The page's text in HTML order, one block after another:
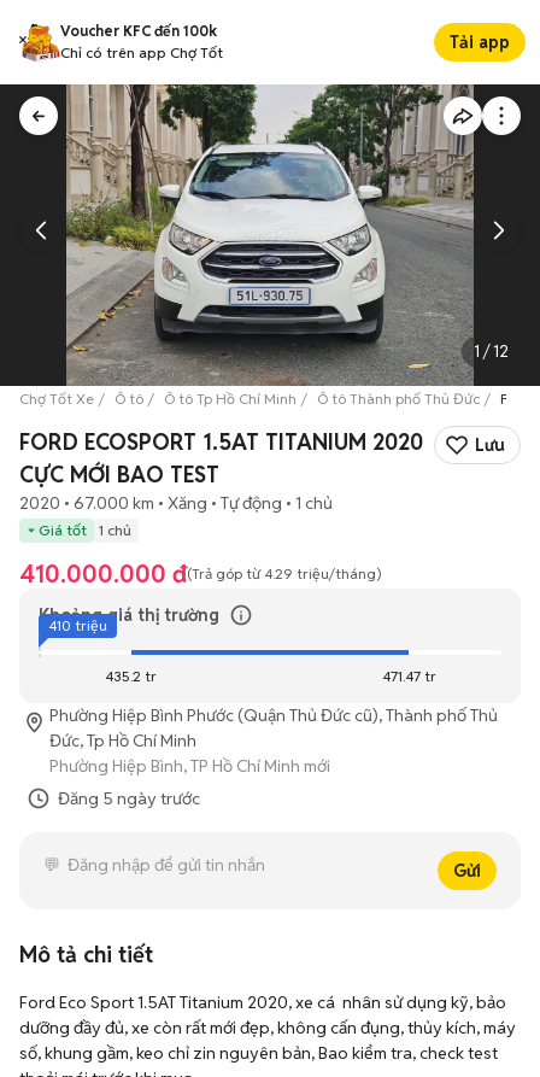
Voucher KFC đến 100k
Chỉ có trên app Chợ Tốt
Tải app
1 /12
Chợ Tốt Xe Ô tô Ô tô Tp Hồ Chí Minh Ô tô Thành phố Thủ Đức
FORD ECOSPORT 1.5AT TITANIUM 2020
CỰC MỚI BAO TEST
Lưu
2020 67.000 km Xăng Tự động 1 chủ
Giá tốt 1 chủ
410.000.000 đ(Trả góp từ 4.29 triệu/tháng)
Khoảng giá thị trường
435.2 tr 471.47 tr
410 triệu
Phường Hiệp Bình Phước (Quận Thủ Đức cũ), Thành phố Thủ
Đức, Tp Hồ Chí Minh
Phường Hiệp Bình, TP Hồ Chí Minh mới
Đăng 5 ngày trước
Gửi
Mô tả chi tiết
Ford Eco Sport 1.5AT Titanium 2020, xe cá  nhân sử dụng kỹ, bảo
dưỡng đầy đủ, xe còn rất mới đẹp, không cấn đụng, thủy kích, máy
số, khung gầm, keo chỉ zin nguyên bản, Bao kiểm tra, check test